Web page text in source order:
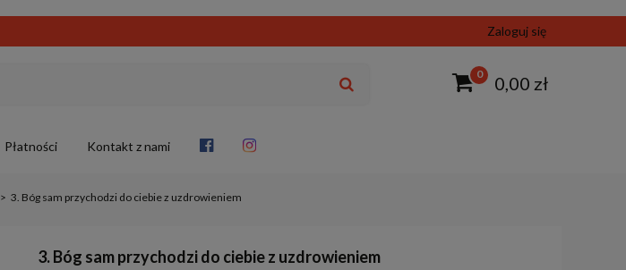
Zaloguj się
0 0,00 zł
Płatności Kontakt z nami
> 3. Bóg sam przychodzi do ciebie z uzdrowieniem
3. Bóg sam przychodzi do ciebie z uzdrowieniem